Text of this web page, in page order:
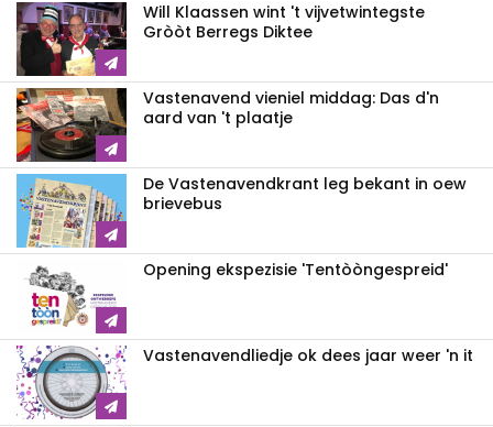
Will Klaassen wint 't vijvetwintegste
Gròòt Berregs Diktee
Vastenavend vieniel middag: Das d'n
aard van 't plaatje
De Vastenavendkrant leg bekant in oew
brievebus
Opening ekspezisie 'Tentòòngespreid'
Vastenavendliedje ok dees jaar weer 'n it